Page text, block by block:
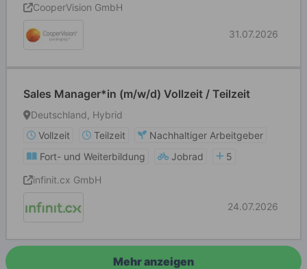
CooperVision GmbH
31.07.2026
Sales Manager*in (m/w/d) Vollzeit / Teilzeit
Deutschland, Hybrid
Vollzeit
Teilzeit
Nachhaltiger Arbeitgeber
Fort- und Weiterbildung
Jobrad
5
infinit.cx GmbH
24.07.2026
Mehr anzeigen